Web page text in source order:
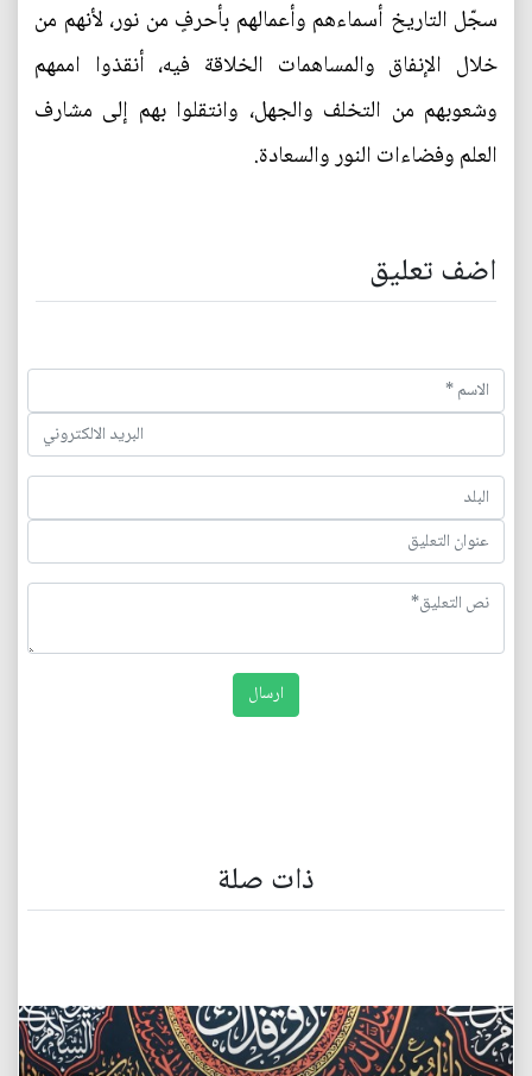
سجّل التاريخ أسماءهم وأعمالهم بأحرفٍ من نور، لأنهم من
خلال الإنفاق والمساهمات الخلاقة فيه، أنقذوا اممهم
وشعوبهم من التخلف والجهل، وانتقلوا بهم إلى مشارف
العلم وفضاءات النور والسعادة.
اضف تعليق
ذات صلة